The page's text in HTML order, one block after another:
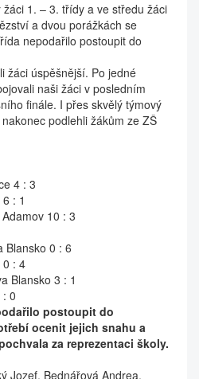
1. – 3. třídy a ve středu žáci
a dvou porážkách se
nepodařilo postoupit do
žáci úspěšnější. Po jedné
naši žáci v posledním
finále. I přes skvělý týmový
podlehli žákům ze ZŠ
4 : 3
: 1
10 : 3
Blansko 0 : 6
0 : 4
Blansko 3 : 1
0
postoupit do
ocenit jejich snahu a
za reprezentaci školy.
Jozef, Bednářová Andrea,